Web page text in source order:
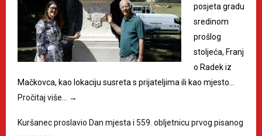
posjeta gradu
sredinom
prošlog
stoljeća, Franj
o Radek iz
Mačkovca, kao lokaciju susreta s prijateljima ili kao mjesto…
Pročitaj više…
→
Kuršanec proslavio Dan mjesta i 559. obljetnicu prvog pisanog